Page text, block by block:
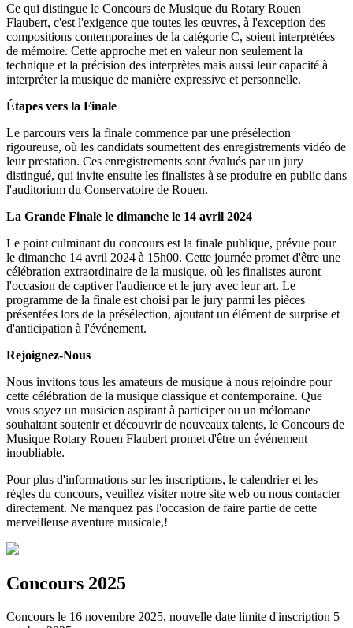
Ce qui distingue le Concours de Musique du Rotary Rouen
Flaubert, c'est l'exigence que toutes les œuvres, à l'exception des
compositions contemporaines de la catégorie C, soient interprétées
de mémoire. Cette approche met en valeur non seulement la
technique et la précision des interprètes mais aussi leur capacité à
interpréter la musique de manière expressive et personnelle.
Étapes vers la Finale
Le parcours vers la finale commence par une présélection
rigoureuse, où les candidats soumettent des enregistrements vidéo de
leur prestation. Ces enregistrements sont évalués par un jury
distingué, qui invite ensuite les finalistes à se produire en public dans
l'auditorium du Conservatoire de Rouen.
La Grande Finale le dimanche le 14 avril 2024
Le point culminant du concours est la finale publique, prévue pour
le dimanche 14 avril 2024 à 15h00. Cette journée promet d'être une
célébration extraordinaire de la musique, où les finalistes auront
l'occasion de captiver l'audience et le jury avec leur art. Le
programme de la finale est choisi par le jury parmi les pièces
présentées lors de la présélection, ajoutant un élément de surprise et
d'anticipation à l'événement.
Rejoignez-Nous
Nous invitons tous les amateurs de musique à nous rejoindre pour
cette célébration de la musique classique et contemporaine. Que
vous soyez un musicien aspirant à participer ou un mélomane
souhaitant soutenir et découvrir de nouveaux talents, le Concours de
Musique Rotary Rouen Flaubert promet d'être un événement
inoubliable.
Pour plus d'informations sur les inscriptions, le calendrier et les
règles du concours, veuillez visiter notre site web ou nous contacter
directement. Ne manquez pas l'occasion de faire partie de cette
merveilleuse aventure musicale,!
Concours 2025
Concours le 16 novembre 2025, nouvelle date limite d'inscription 5